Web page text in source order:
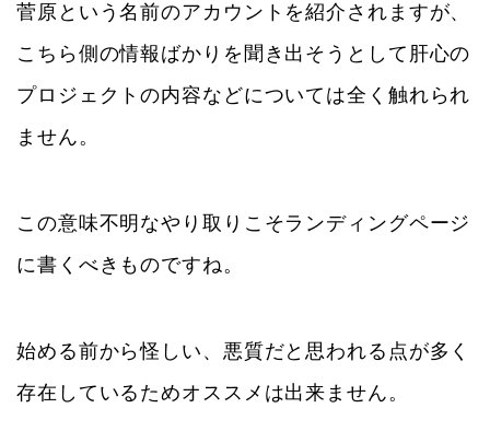
菅原という名前のアカウントを紹介されますが、
こちら側の情報ばかりを聞き出そうとして肝心の
プロジェクトの内容などについては全く触れられ
ません。
この意味不明なやり取りこそランディングページ
に書くべきものですね。
始める前から怪しい、悪質だと思われる点が多く
存在しているためオススメは出来ません。